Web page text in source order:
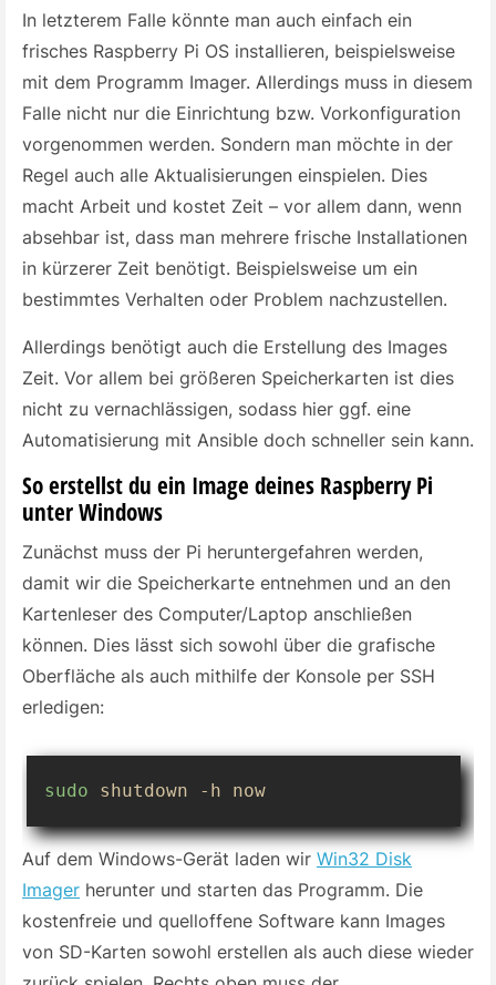
In letzterem Falle könnte man auch einfach ein
frisches Raspberry Pi OS installieren, beispielsweise
mit dem Programm Imager. Allerdings muss in diesem
Falle nicht nur die Einrichtung bzw. Vorkonfiguration
vorgenommen werden. Sondern man möchte in der
Regel auch alle Aktualisierungen einspielen. Dies
macht Arbeit und kostet Zeit – vor allem dann, wenn
absehbar ist, dass man mehrere frische Installationen
in kürzerer Zeit benötigt. Beispielsweise um ein
bestimmtes Verhalten oder Problem nachzustellen.
Allerdings benötigt auch die Erstellung des Images
Zeit. Vor allem bei größeren Speicherkarten ist dies
nicht zu vernachlässigen, sodass hier ggf. eine
Automatisierung mit Ansible doch schneller sein kann.
So erstellst du ein Image deines Raspberry Pi
unter Windows
Zunächst muss der Pi heruntergefahren werden,
damit wir die Speicherkarte entnehmen und an den
Kartenleser des Computer/Laptop anschließen
können. Dies lässt sich sowohl über die grafische
Oberfläche als auch mithilfe der Konsole per SSH
erledigen:
sudo shutdown -h now
Auf dem Windows-Gerät laden wir Win32 Disk
Imager herunter und starten das Programm. Die
kostenfreie und quelloffene Software kann Images
von SD-Karten sowohl erstellen als auch diese wieder